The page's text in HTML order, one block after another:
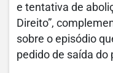
e tentativa de
Direito”,
sobre o episódio
pedido de saída do